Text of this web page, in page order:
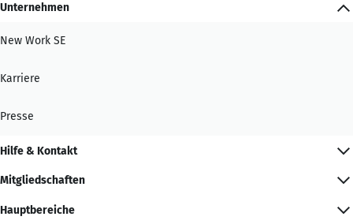
Unternehmen
New Work SE
Karriere
Presse
Hilfe & Kontakt
Mitgliedschaften
Hauptbereiche